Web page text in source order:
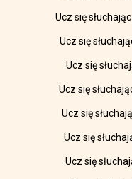
Ucz się
Ucz się
Ucz się
Ucz się
Ucz się
Ucz się
Ucz się